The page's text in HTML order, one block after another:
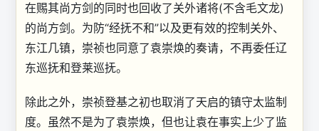
在赐其尚方剑的同时也回收了关外诸将(不含毛文龙)
的尚方剑。为防“经抚不和”以及更有效的控制关外、
东江几镇，崇祯也同意了袁崇焕的奏请，不再委任辽
东巡抚和登莱巡抚。
除此之外，崇祯登基之初也取消了天启的镇守太监制
度。虽然不是为了袁崇焕，但也让袁在事实上少了监